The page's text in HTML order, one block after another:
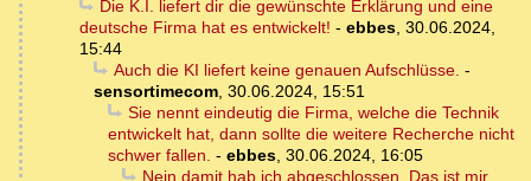
Die K.I. liefert dir die gewünschte Erklärung und eine
deutsche Firma hat es entwickelt! - ebbes, 30.06.2024,
15:44
Auch die KI liefert keine genauen Aufschlüsse. -
sensortimecom, 30.06.2024, 15:51
Sie nennt eindeutig die Firma, welche die Technik
entwickelt hat, dann sollte die weitere Recherche nicht
schwer fallen. - ebbes, 30.06.2024, 16:05
Nein damit hab ich abgeschlossen. Das ist mir